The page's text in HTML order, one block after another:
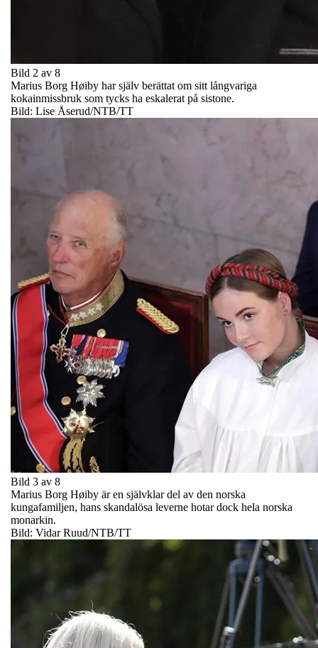
Bild 2 av 8
Marius Borg Høiby har själv berättat om sitt långvariga
kokainmissbruk som tycks ha eskalerat på sistone.
Bild: Lise Åserud/NTB/TT
Bild 3 av 8
Marius Borg Høiby är en självklar del av den norska
kungafamiljen, hans skandalösa leverne hotar dock hela norska
monarkin.
Bild: Vidar Ruud/NTB/TT